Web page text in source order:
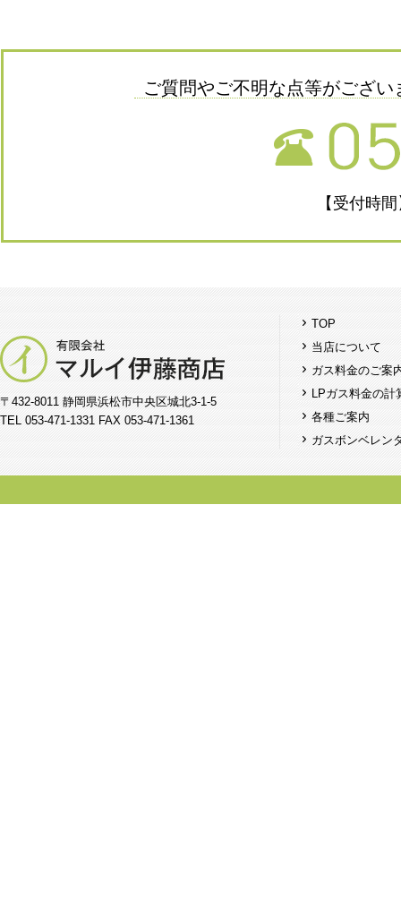
ご質問やご不明な点等がござ
【受付時
〒432-8011 静岡県浜松市中央区城北3-1-5
TEL 053-471-1331 FAX 053-471-1361
TOP
当店について
ガス料金のご案
LPガス料金の計
各種ご案内
ガスボンベレン